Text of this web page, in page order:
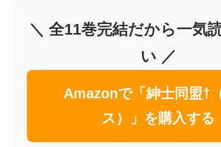
＼ 全11巻完結だから一気
い ／
Amazonで「紳士同盟†
ス）」を購入する